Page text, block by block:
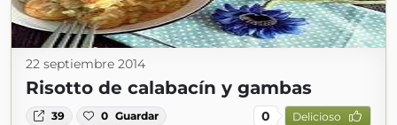
22 septiembre 2014
Risotto de calabacín y gambas
39 0 Guardar 0 Delicioso